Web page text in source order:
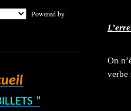
Powered by
"
On
verbe